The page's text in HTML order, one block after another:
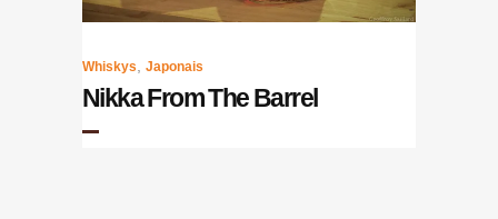
Whiskys Japonais
Nikka From The Barrel